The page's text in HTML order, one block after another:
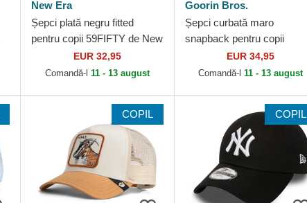
New Era
Șepci plată negru fitted
pentru copii 59FIFTY de New
York Yankees MLB de New
Era
EUR 32,95
Comandă-l 11 - 13 august
Goorin Bros.
Șepci curbată maro
snapback pentru copii
Curious Cat Mini The Farm
Goorin Bros.
EUR 34,95
Comandă-l11 - 13 august
COPIL COPIL